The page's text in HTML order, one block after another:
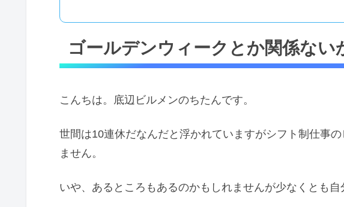
ゴールデンウィークとか関係ない
こんちは。底辺ビルメンのちたんです。
世間は10連休だなんだと浮かれていますがシフト制仕事
ません。
いや、あるところもあるのかもしれませんが少なくとも自